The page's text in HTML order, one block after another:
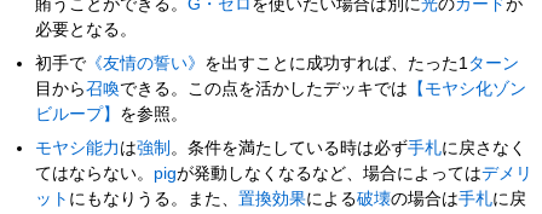
賄うことができる。G・ゼロ を使いたい場合は別に光のカードが
必要となる。
初手で 《友情の誓い》 を出すことに成功すれば、たった1ターン
目から召喚できる。この点を活かしたデッキでは 【モヤシ化ゾン
ビループ】 を参照。
モヤシ能力 は強制 。条件を満たしている時は必ず手札に戻さなく
てはならない。 pigが発動しなくなるなど、場合によってはデメリ
ット にもなりうる。また、置換効果による破壊の場合は手札に戻